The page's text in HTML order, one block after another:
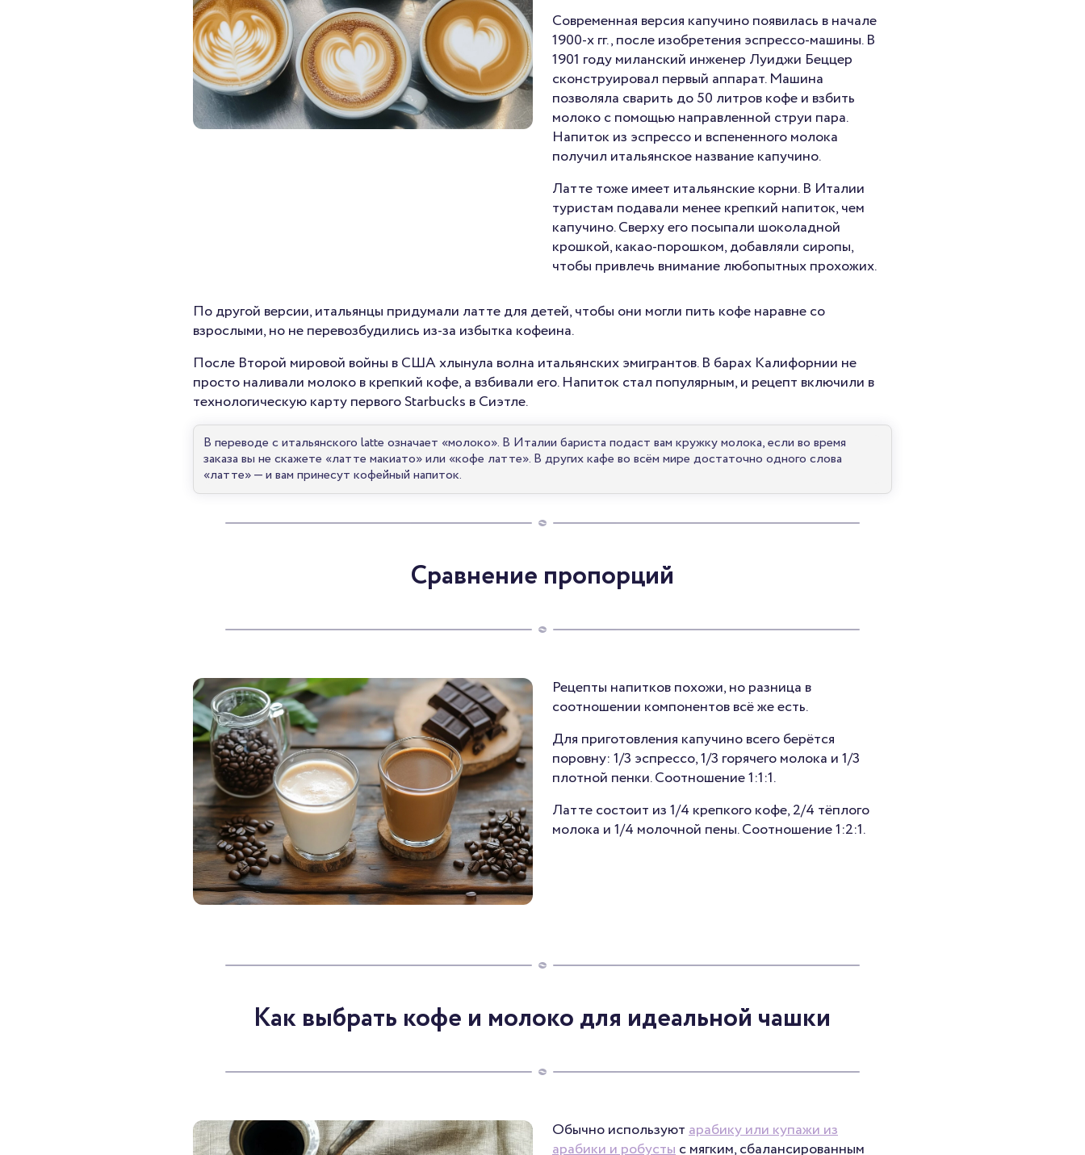
Современная версия капучино появилась в начале
1900-х гг., после изобретения эспрессо-машины. В
1901 году миланский инженер Луиджи Беццер
сконструировал первый аппарат. Машина
позволяла сварить до 50 литров кофе и взбить
молоко с помощью направленной струи пара.
Напиток из эспрессо и вспененного молока
получил итальянское название капучино.
Латте тоже имеет итальянские корни. В Италии
туристам подавали менее крепкий напиток, чем
капучино. Сверху его посыпали шоколадной
крошкой, какао-порошком, добавляли сиропы,
чтобы привлечь внимание любопытных прохожих.
По другой версии, итальянцы придумали латте для детей, чтобы они могли пить кофе наравне со
взрослыми, но не перевозбудились из-за избытка кофеина.
После Второй мировой войны в США хлынула волна итальянских эмигрантов. В барах Калифорнии не
просто наливали молоко в крепкий кофе, а взбивали его. Напиток стал популярным, и рецепт включили в
технологическую карту первого Starbucks в Сиэтле.
В переводе с итальянского latte означает «молоко». В Италии бариста подаст вам кружку молока, если во время
заказа вы не скажете «латте макиато» или «кофе латте». В других кафе во всём мире достаточно одного слова
«латте» — и вам принесут кофейный напиток.
Сравнение пропорций
Рецепты напитков похожи, но разница в
соотношении компонентов всё же есть.
Для приготовления капучино всего берётся
поровну: 1/3 эспрессо, 1/3 горячего молока и 1/3
плотной пенки. Соотношение 1:1:1.
Латте состоит из 1/4 крепкого кофе, 2/4 тёплого
молока и 1/4 молочной пены. Соотношение 1:2:1.
Как выбрать кофе и молоко для идеальной чашки
Обычно используютарабику или купажи из
арабики и робустыс мягким, сбалансированным